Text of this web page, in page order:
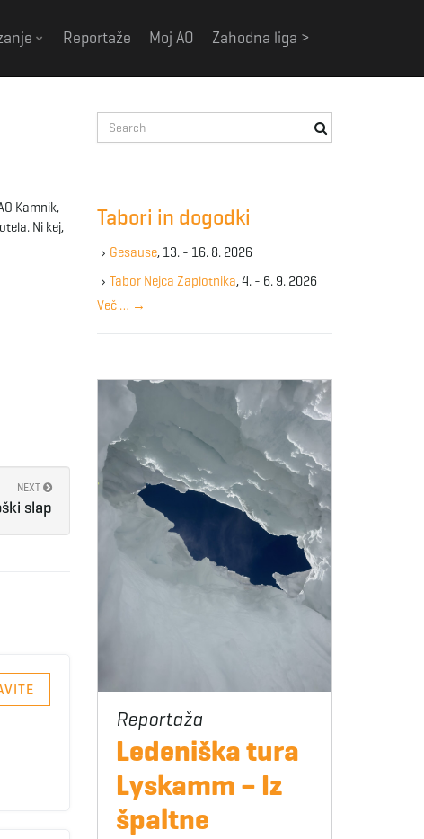
Reportaže Moj AO Zahodna liga >
Kamnik,
Ni kej,
NEXT
slap
e
e
y
w
r
Tabori in dogodki
Gesause, 13. - 16. 8. 2026
Tabor Nejca Zaplotnika, 4. - 6. 9. 2026
Več … →
Ledeniška tura
Lyskamm – Iz
špaltne